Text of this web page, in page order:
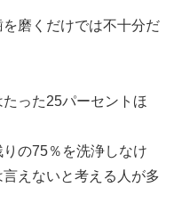
磨くだけでは不十分だ
った25パーセントほ
の75％を洗浄しなけ
えないと考える人が多